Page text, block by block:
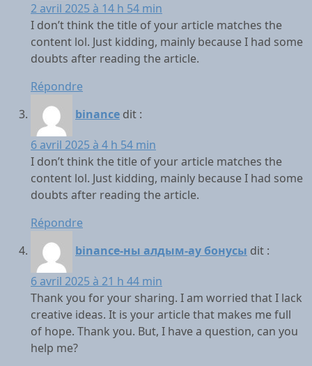
2 avril 2025 à 14 h 54 min
I don’t think the title of your article matches the
content lol. Just kidding, mainly because I had some
doubts after reading the article.
Répondre
binance dit :
6 avril 2025 à 4 h 54 min
I don’t think the title of your article matches the
content lol. Just kidding, mainly because I had some
doubts after reading the article.
Répondre
binance-ны алдым-ау бонусы dit :
6 avril 2025 à 21 h 44 min
Thank you for your sharing. I am worried that I lack
creative ideas. It is your article that makes me full
of hope. Thank you. But, I have a question, can you
help me?